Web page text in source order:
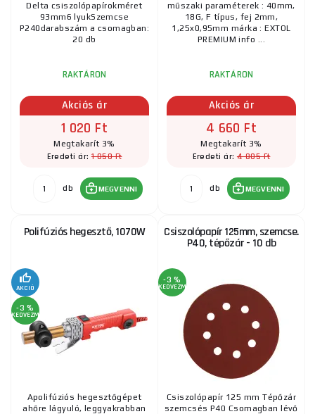
Delta csiszolópapírokméret
93mm6 lyukSzemcse
P240darabszám a csomagban:
20 db
RAKTÁRON
Akciós ár
1 020 Ft
Megtakarít 3%
Eredeti ár:1 050 Ft
db MEGVENNI
műszaki paraméterek : 40mm,
18G, F típus, fej 2mm,
1,25x0,95mm márka : EXTOL
PREMIUM info ...
RAKTÁRON
Akciós ár
4 660 Ft
Megtakarít 3%
Eredeti ár:4 805 Ft
db MEGVENNI
Polifúziós hegesztő, 1070W
AKCIÓ
-3 %
KEDVEZMÉNY
Apolifúziós hegesztőgépet
ahőre lágyuló, leggyakrabban
Csiszolópapír 125mm, szemcse.
P40, tépőzár - 10 db
-3 %
KEDVEZMÉNY
Csiszolópapír 125 mm Tépőzár
szemcsés P40 Csomagban lévő